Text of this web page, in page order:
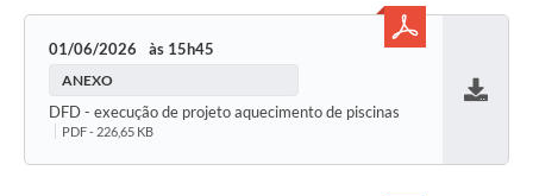
01/06/2026 15h45
ANEXO
DFD - execução de projeto aquecimento de piscinas
PDF - 226,65 KB